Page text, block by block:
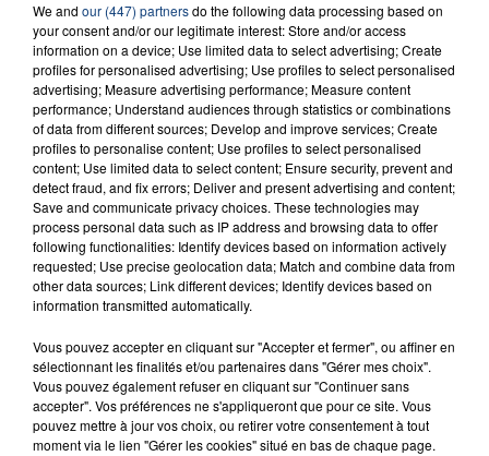
23 juillet 2026
INCENDIE MORTEL À LENS : UNE FEMME ET
SON BÉBÉ ENTRE LA VIE ET LA...
Un homme s'est immolé par le feu après avoir
aspergé sa compagne et leur bébé de trois mois
d'un liquide inflammable.
20 juillet 2026
UNE ADOLESCENTE DEVANT SE FAIRE
OPÉRER DE LA CHEVILLE RESSORT DE LA...
We and our (447) partnersdo the following data processing based on
your consent and/or our legitimate interest: Store and/or access
information on a device; Use limited data to select advertising; Create
profiles for personalised advertising; Use profiles to select personalised
advertising; Measure advertising performance; Measure content
performance; Understand audiences through statistics or combinations
of data from different sources; Develop and improve services; Create
profiles to personalise content; Use profiles to select personalised
content; Use limited data to select content; Ensure security, prevent and
detect fraud, and fix errors; Deliver and present advertising and content;
Save and communicate privacy choices. These technologies may
process personal data such as IP address and browsing data to offer
following functionalities: Identify devices based on information actively
requested; Use precise geolocation data; Match and combine data from
other data sources; Link different devices; Identify devices based on
information transmitted automatically.
Vous pouvez accepter en cliquant sur "Accepter et fermer", ou affiner en
sélectionnant les finalités et/ou partenaires dans "Gérer mes choix".
Vous pouvez également refuser en cliquant sur "Continuer sans
accepter". Vos préférences ne s'appliqueront que pour ce site. Vous
pouvez mettre à jour vos choix, ou retirer votre consentement à tout
moment via le lien "Gérer les cookies" situé en bas de chaque page.